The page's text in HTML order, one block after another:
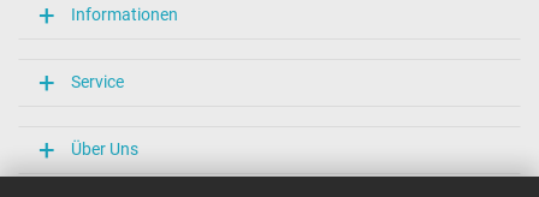
Weitere Daten
Ja
CE
Informationen
Service
Über Uns